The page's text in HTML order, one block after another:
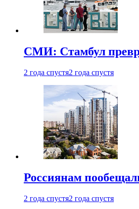
СМИ: Стамбул
2 года спустя2 года спустя
Россиянам
2 года спустя2 года спустя